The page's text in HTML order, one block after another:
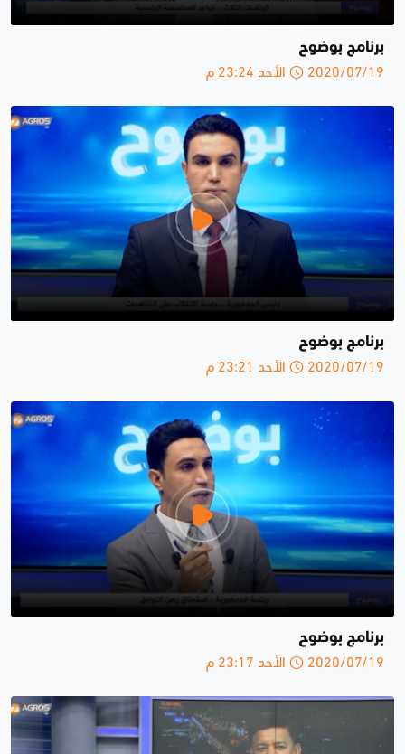
برنامج بوضوح
2020/07/19 الأحد 23:24 م
برنامج بوضوح
2020/07/19 الأحد 23:21 م
برنامج بوضوح
2020/07/19 الأحد 23:17 م